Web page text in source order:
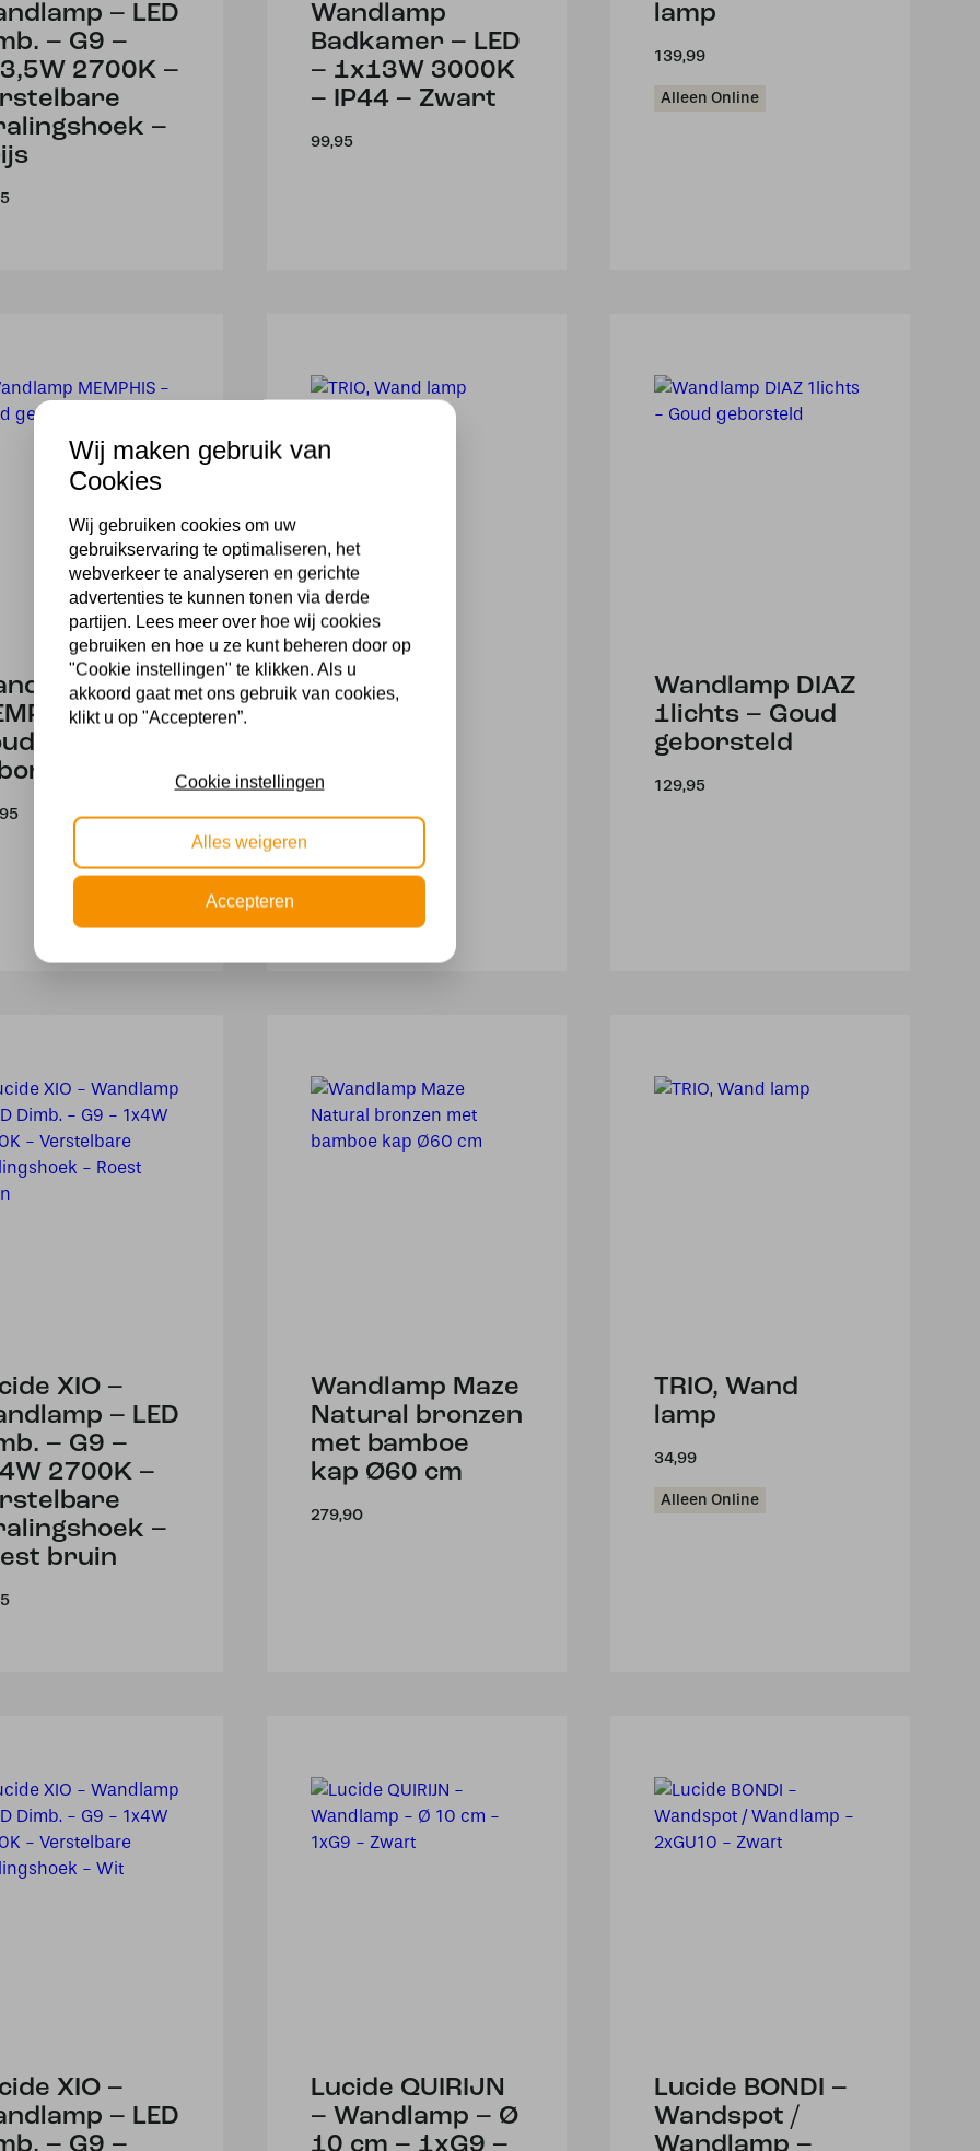
Wij maken gebruik van
Cookies
Wij gebruiken cookies om uw
gebruikservaring te optimaliseren, het
webverkeer te analyseren en gerichte
advertenties te kunnen tonen via derde
partijen. Lees meer over hoe wij cookies
gebruiken en hoe u ze kunt beheren door op
"Cookie instellingen" te klikken. Als u
akkoord gaat met ons gebruik van cookies,
klikt u op "Accepteren”.
Cookie instellingen
Alles weigeren
Accepteren
– LED
– G9 –
2700K –
–
Wandlamp
Badkamer – LED
– 1x13W 3000K
– IP44 – Zwart
99,95
lamp
139,99
Alleen Online
–
TRIO, Wand
Wandlamp DIAZ
1lichts – Goud
geborsteld
129,95
XIO –
– LED
– G9 –
2700K –
–
bruin
Wandlamp Maze
Natural bronzen
met bamboe
kap Ø60 cm
279,90
TRIO, Wand
lamp
34,99
Alleen Online
XIO –
– LED
– G9 –
Lucide QUIRIJN
– Wandlamp – Ø
10 cm – 1xG9 –
Lucide BONDI –
Wandspot /
Wandlamp –